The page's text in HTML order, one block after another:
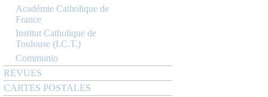
Académie Catholique de
France
Institut Catholique de
Toulouse (I.C.T.)
Communio
REVUES
CARTES POSTALES